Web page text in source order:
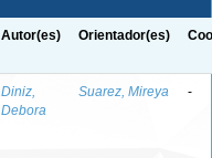
Autor(es) Orientador(es)
Diniz,
Debora
Suarez, Mireya -